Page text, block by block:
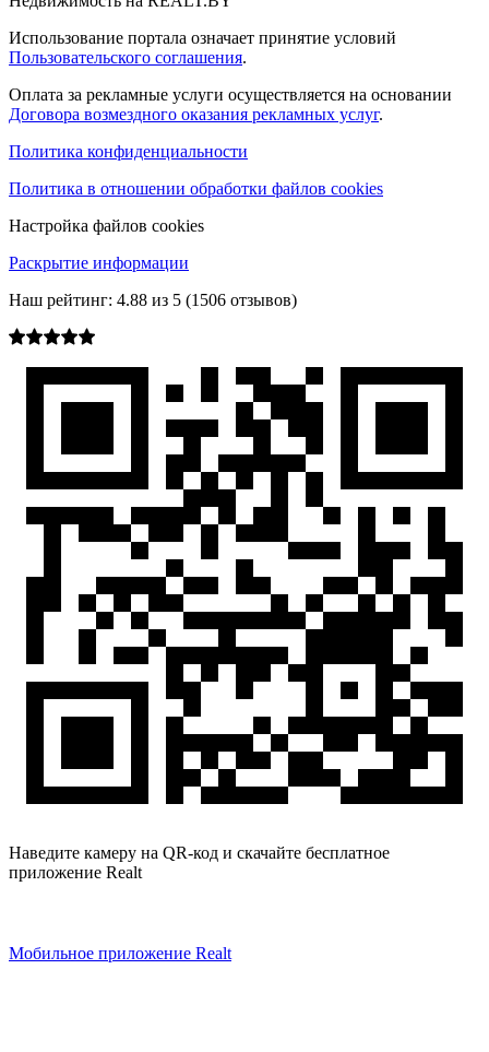
Использование портала означает принятие условий
Пользовательского соглашения.
Оплата за рекламные услуги осуществляется на основании
Договора возмездного оказания рекламных услуг.
Политика конфиденциальности
Политика в отношении обработки файлов cookies
Настройка файлов cookies
Раскрытие информации
Наш рейтинг: 4.88 из 5 (1506 отзывов)
Наведите камеру на QR-код и скачайте бесплатное
приложение Realt
Мобильное приложение Realt